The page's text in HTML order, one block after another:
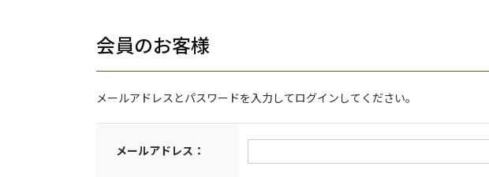
会員のお客様
メールアドレスとパスワードを入力してログインしてください。
メールアドレス：